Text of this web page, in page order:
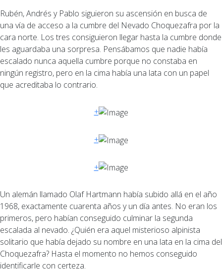
Rubén, Andrés y Pablo siguieron su ascensión en busca de
una vía de acceso a la cumbre del Nevado Choquezafra por la
cara norte. Los tres consiguieron llegar hasta la cumbre donde
les aguardaba una sorpresa. Pensábamos que nadie había
escalado nunca aquella cumbre porque no constaba en
ningún registro, pero en la cima había una lata con un papel
que acreditaba lo contrario.
+
+
+
Un alemán llamado Olaf Hartmann había subido allá en el año
1968, exactamente cuarenta años y un día antes. No eran los
primeros, pero habían conseguido culminar la segunda
escalada al nevado. ¿Quién era aquel misterioso alpinista
solitario que había dejado su nombre en una lata en la cima del
Choquezafra? Hasta el momento no hemos conseguido
identificarle con certeza.